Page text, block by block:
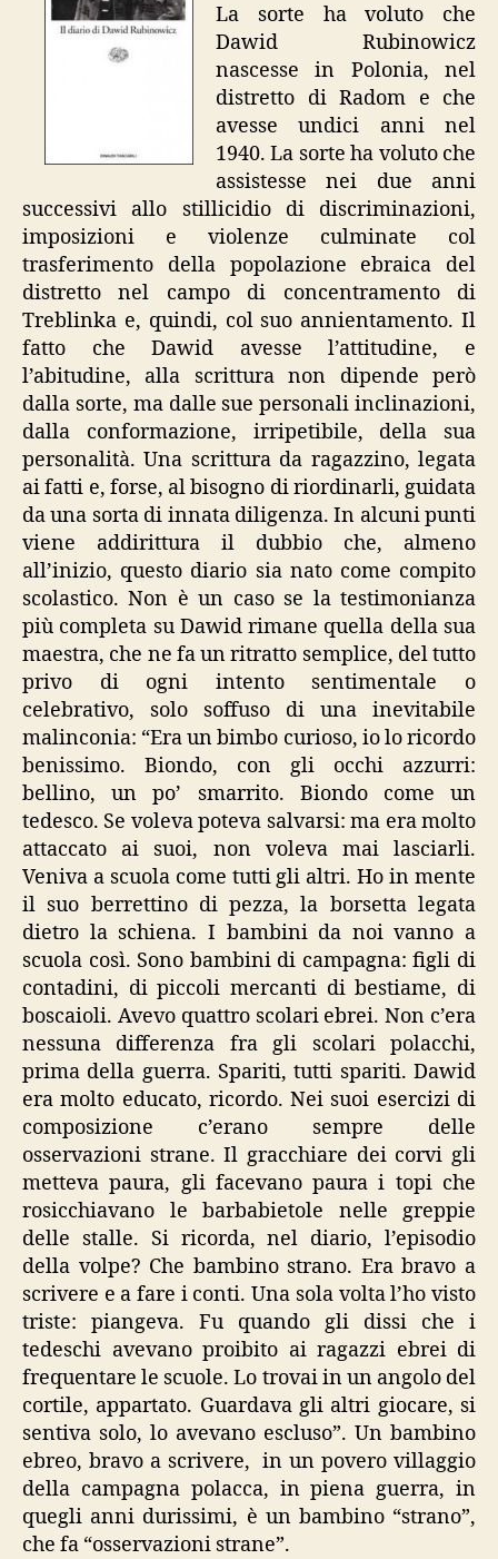
La sorte ha voluto che
Dawid Rubinowicz
nascesse in Polonia, nel
distretto di Radom e che
avesse undici anni nel
1940. La sorte ha voluto che
assistesse nei due anni
successivi allo stillicidio di discriminazioni,
imposizioni e violenze culminate col
trasferimento della popolazione ebraica del
distretto nel campo di concentramento di
Treblinka e, quindi, col suo annientamento. Il
fatto che Dawid avesse l’attitudine, e
l’abitudine, alla scrittura non dipende però
dalla sorte, ma dalle sue personali inclinazioni,
dalla conformazione, irripetibile, della sua
personalità. Una scrittura da ragazzino, legata
ai fatti e, forse, al bisogno di riordinarli, guidata
da una sorta di innata diligenza. In alcuni punti
viene addirittura il dubbio che, almeno
all’inizio, questo diario sia nato come compito
scolastico. Non è un caso se la testimonianza
più completa su Dawid rimane quella della sua
maestra, che ne fa un ritratto semplice, del tutto
privo di ogni intento sentimentale o
celebrativo, solo soffuso di una inevitabile
malinconia: “Era un bimbo curioso, io lo ricordo
benissimo. Biondo, con gli occhi azzurri:
bellino, un po’ smarrito. Biondo come un
tedesco. Se voleva poteva salvarsi: ma era molto
attaccato ai suoi, non voleva mai lasciarli.
Veniva a scuola come tutti gli altri. Ho in mente
il suo berrettino di pezza, la borsetta legata
dietro la schiena. I bambini da noi vanno a
scuola così. Sono bambini di campagna: figli di
contadini, di piccoli mercanti di bestiame, di
boscaioli. Avevo quattro scolari ebrei. Non c’era
nessuna differenza fra gli scolari polacchi,
prima della guerra. Spariti, tutti spariti. Dawid
era molto educato, ricordo. Nei suoi esercizi di
composizione c’erano sempre delle
osservazioni strane. Il gracchiare dei corvi gli
metteva paura, gli facevano paura i topi che
rosicchiavano le barbabietole nelle greppie
delle stalle. Si ricorda, nel diario, l’episodio
della volpe? Che bambino strano. Era bravo a
scrivere e a fare i conti. Una sola volta l’ho visto
triste: piangeva. Fu quando gli dissi che i
tedeschi avevano proibito ai ragazzi ebrei di
frequentare le scuole. Lo trovai in un angolo del
cortile, appartato. Guardava gli altri giocare, si
sentiva solo, lo avevano escluso”. Un bambino
ebreo, bravo a scrivere, in un povero villaggio
della campagna polacca, in piena guerra, in
quegli anni durissimi, è un bambino “strano”,
che fa “osservazioni strane”.